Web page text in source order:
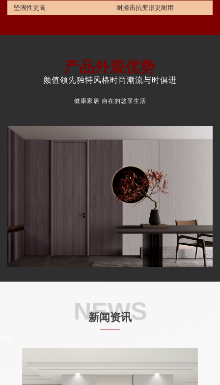
坚固性更高 耐撞击抗变形更耐用
产品外观优势
颜值领先独特风格时尚潮流与时俱进
健康家居 自在的悠享生活
NEWS
新闻资讯
——